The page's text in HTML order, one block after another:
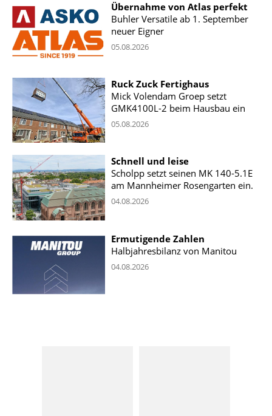
Übernahme von Atlas perfekt
Buhler Versatile ab 1. September
neuer Eigner
05.08.2026
Ruck Zuck Fertighaus
Mick Volendam Groep setzt
GMK4100L-2 beim Hausbau ein
05.08.2026
Schnell und leise
Scholpp setzt seinen MK 140-5.1E
am Mannheimer Rosengarten ein.
04.08.2026
Ermutigende Zahlen
Halbjahresbilanz von Manitou
04.08.2026